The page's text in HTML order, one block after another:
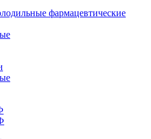
фармацевтические